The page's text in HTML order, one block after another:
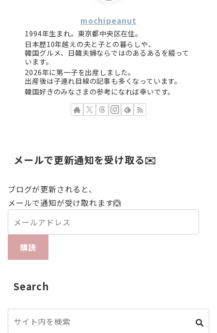
mochipeanut
1994年生まれ。東京都中央区在住。
日本歴10年越えの夫と子との暮らしや、
韓国グルメ、日韓夫婦ならではのあるあるを綴って
います。
2026年に第一子を出産しました。
出産後は子連れ目線の記事も多くなっています。
韓国好きのみなさまの参考になれば幸いです。
メールで更新通知を受け取る✉️
ブログが更新されると、
メールで通知が受け取れます🙆
購読
Search